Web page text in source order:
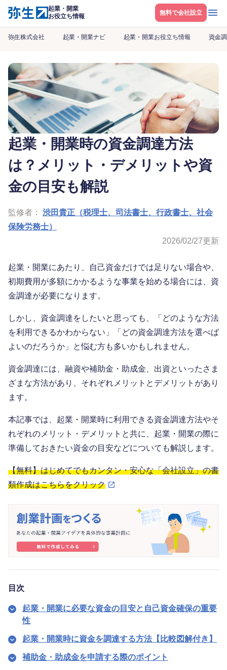
起業・開業
お役立ち情報
無料で会社設立 メニ
弥生株式会社 起業・開業ナビ 起業・開業お役立ち情報 資金
起業・開業時の資金調達方法
は？メリット・デメリットや資
金の目安も解説
監修者： 渋田貴正（税理士、司法書士、行政書士、社会
保険労務士）
2026/02/27更新
起業・開業にあたり、自己資金だけでは足りない場合や、
初期費用が多額にかかるような事業を始める場合には、資
金調達が必要になります。
しかし、資金調達をしたいと思っても、「どのような方法
を利用できるかわからない」「どの資金調達方法を選べば
よいのだろうか」と悩む方も多いかもしれません。
資金調達には、融資や補助金・助成金、出資といったさま
ざまな方法があり、それぞれメリットとデメリットがあり
ます。
本記事では、起業・開業時に利用できる資金調達方法やそ
れぞれのメリット・デメリットと共に、起業・開業の際に
準備しておきたい資金の目安などについても解説します。
【無料】はじめてでもカンタン・安心な「会社設立」の書
類作成はこちらをクリック
目次
起業・開業に必要な資金の目安と自己資金確保の重要
性
起業・開業時に資金を調達する方法【比較図解付き】
補助金・助成金を申請する際のポイント